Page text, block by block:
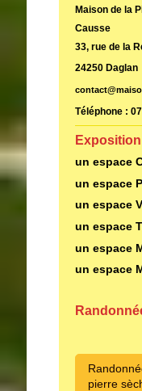
Maison de la
Causse
33, rue de la
24250 Daglan
Téléphone :
un espace
un espace
un espace
un espace
un espace
un espace
pierre